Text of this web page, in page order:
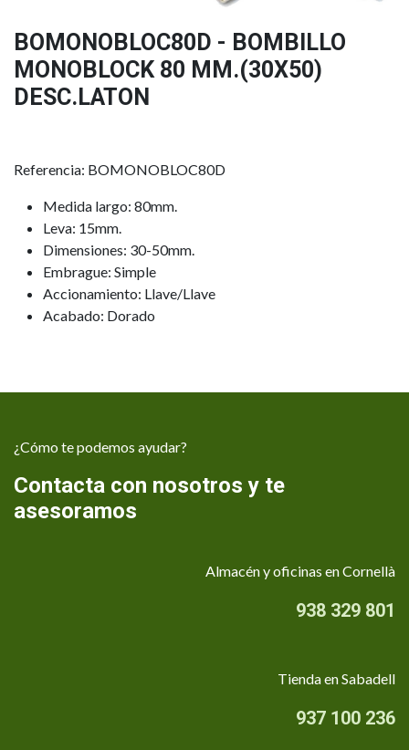
BOMONOBLOC80D - BOMBILLO
MONOBLOCK 80 MM.(30X50)
DESC.LATON
Referencia: BOMONOBLOC80D
Medida largo: 80mm.
Leva: 15mm.
Dimensiones: 30-50mm.
Embrague: Simple
Accionamiento: Llave/Llave
Acabado: Dorado
¿Cómo te podemos ayudar?
Contacta con nosotros y te
asesoramos
Almacén y oficinas en Cornellà
938 329 801
Tienda en Sabadell
937 100 236